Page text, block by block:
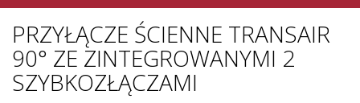
PRZYŁĄCZE ŚCIENNE TRANSAIR
90° ZE ZINTEGROWANYMI 2
SZYBKOZŁĄCZAMI